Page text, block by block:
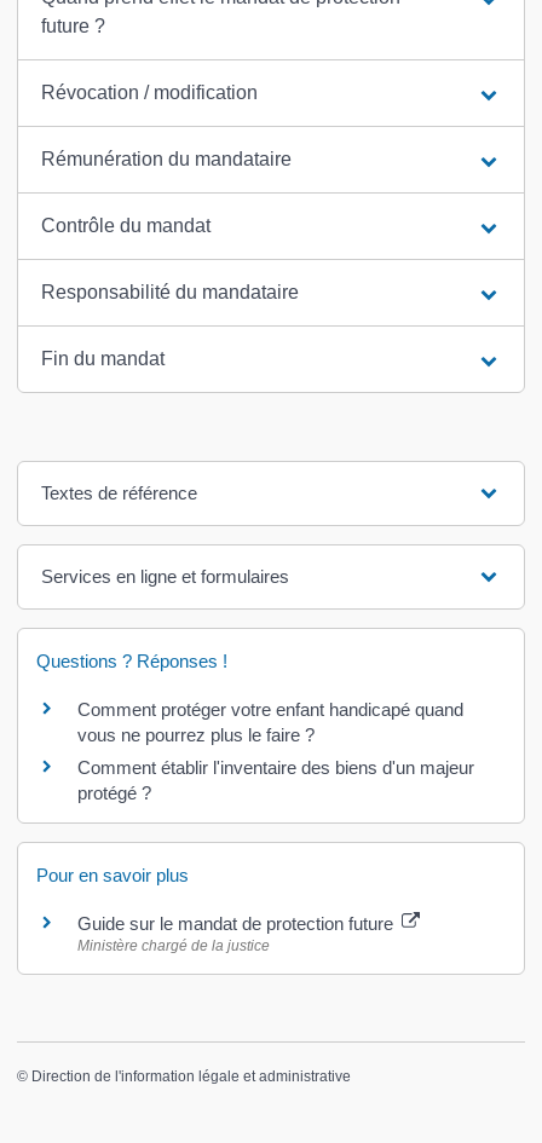
future ?
Révocation / modification
Rémunération du mandataire
Contrôle du mandat
Responsabilité du mandataire
Fin du mandat
Textes de référence
Services en ligne et formulaires
Questions ? Réponses !
Comment protéger votre enfant handicapé quand
vous ne pourrez plus le faire ?
Comment établir l'inventaire des biens d'un majeur
protégé ?
Pour en savoir plus
Guide sur le mandat de protection future
Ministère chargé de la justice
© Direction de l'information légale et administrative